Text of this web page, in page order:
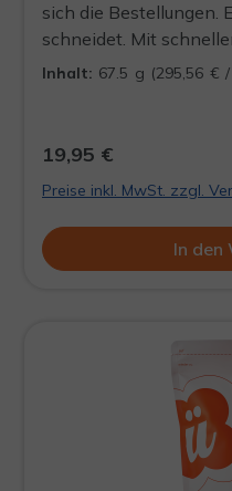
sich die Bestellungen.
schneidet. Mit
Getränke auf die Bar.
Anklang von
einen Schluck.
Inhalt: 67.5 g (295,56 €
19,95 €
Preise inkl. MwSt. zzgl.
In den